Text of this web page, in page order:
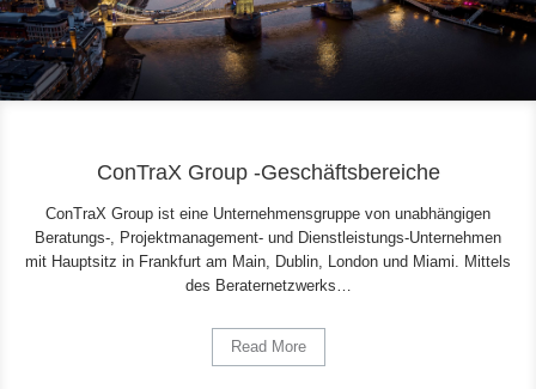
ConTraX Group -Geschäftsbereiche
ConTraX Group ist eine Unternehmensgruppe von unabhängigen
Beratungs-, Projektmanagement- und Dienstleistungs-Unternehmen
mit Hauptsitz in Frankfurt am Main, Dublin, London und Miami. Mittels
des Beraternetzwerks…
Read More